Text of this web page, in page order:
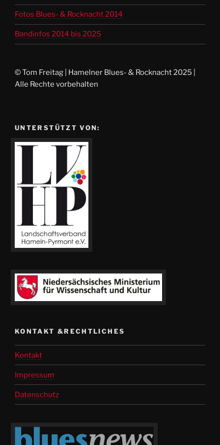
Fotos Blues- & Rocknacht 2014
Bandinfos 2014 bis 2025
© Tom Freitag | Hamelner Blues- & Rocknacht 2025 |
Alle Rechte vorbehalten
UNTERSTÜTZT VON:
KONTAKT &RECHTLICHES
Kontakt
Impressum
Datenschutz